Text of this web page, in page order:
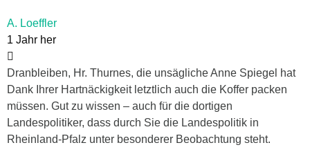
A. Loeffler
1 Jahr her
Dranbleiben, Hr. Thurnes, die unsägliche Anne Spiegel hat
Dank Ihrer Hartnäckigkeit letztlich auch die Koffer packen
müssen. Gut zu wissen – auch für die dortigen
Landespolitiker, dass durch Sie die Landespolitik in
Rheinland-Pfalz unter besonderer Beobachtung steht.